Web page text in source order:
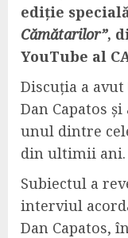
ediție
Cămătarilor”,
YouTube al
Discuția a
Dan Capatos și
unul dintre
din ultimii ani.
Subiectul a
interviul
Dan Capatos,